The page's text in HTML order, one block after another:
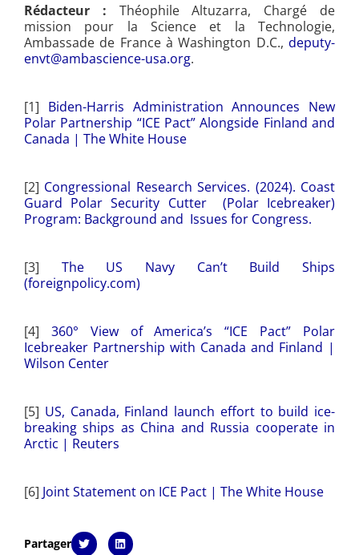
Rédacteur : Théophile Altuzarra, Chargé de
mission pour la Science et la Technologie,
Ambassade de France à Washington D.C., deputy-
envt@ambascience-usa.org.
[1] Biden-Harris Administration Announces New
Polar Partnership “ICE Pact” Alongside Finland and
Canada | The White House
[2] Congressional Research Services. (2024). Coast
Guard Polar Security Cutter (Polar Icebreaker)
Program: Background and Issues for Congress.
[3] The US Navy Can’t Build Ships
(foreignpolicy.com)
[4] 360° View of America’s “ICE Pact” Polar
Icebreaker Partnership with Canada and Finland |
Wilson Center
[5] US, Canada, Finland launch effort to build ice-
breaking ships as China and Russia cooperate in
Arctic | Reuters
[6] Joint Statement on ICE Pact | The White House
Partager